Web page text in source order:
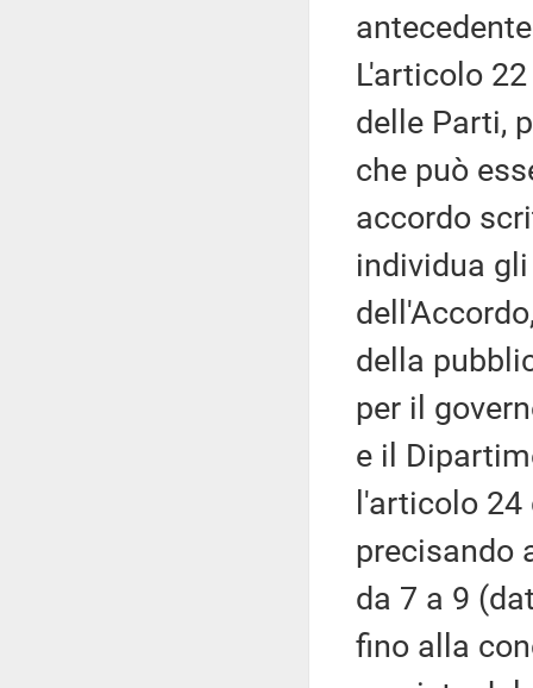
L'articolo
delle Parti,
che può
accordo
individua
della
per il
e il
l'articolo
precisando
da 7 a 9
fino alla